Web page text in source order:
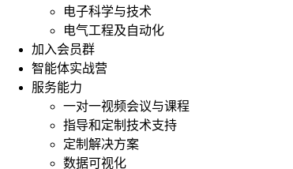
电子科学与技术
电气工程及自动化
加入会员群
智能体实战营
服务能力
一对一视频会议与课程
指导和定制技术支持
定制解决方案
数据可视化